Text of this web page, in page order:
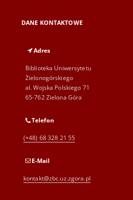
DANE KONTAKTOWE
Adres
Biblioteka Uniwersytetu
Zielonogórskiego
al. Wojska Polskiego 71
65-762 Zielona Góra
Telefon
(+48) 68 328 21 55
E-Mail
kontakt@zbc.uz.zgora.pl